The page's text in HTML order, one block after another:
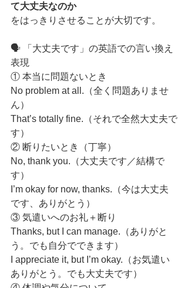
て大丈夫なのか
をはっきりさせることが大切です。
🗣️ 「大丈夫です」の英語での言い換え
表現
① 本当に問題ないとき
No problem at all.（全く問題ありませ
ん）
That’s totally fine.（それで全然大丈夫で
す）
② 断りたいとき（丁寧）
No, thank you.（大丈夫です／結構で
す）
I’m okay for now, thanks.（今は大丈夫
です、ありがとう）
③ 気遣いへのお礼＋断り
Thanks, but I can manage.（ありがと
う。でも自分でできます）
I appreciate it, but I’m okay.（お気遣い
ありがとう。でも大丈夫です）